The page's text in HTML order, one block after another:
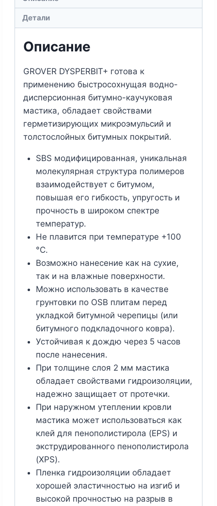
Детали
Описание
GROVER DYSPERBIT+ готова к
применению быстросохнущая водно-
дисперсионная битумно-каучуковая
мастика, обладает свойствами
герметизирующих микроэмульсий и
толстослойных битумных покрытий.
SBS модифицированная, уникальная
молекулярная структура полимеров
взаимодействует с битумом,
повышая его гибкость, упругость и
прочность в широком спектре
температур.
Не плавится при температуре +100
°С.
Возможно нанесение как на сухие,
так и на влажные поверхности.
Можно использовать в качестве
грунтовки по OSB плитам перед
укладкой битумной черепицы (или
битумного подкладочного ковра).
Устойчивая к дождю через 5 часов
после нанесения.
При толщине слоя 2 мм мастика
обладает свойствами гидроизоляции,
надежно защищает от протечки.
При наружном утеплении кровли
мастика может использоваться как
клей для пенополистирола (EPS) и
экструдированного пенополистирола
(XPS).
Пленка гидроизоляции обладает
хорошей эластичностью на изгиб и
высокой прочностью на разрыв в